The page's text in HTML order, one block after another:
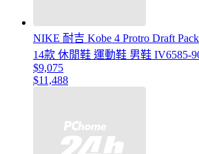
NIKE 耐吉 Kobe 4 Protro Draft
14款 休閒鞋 運動鞋 男鞋 IV6585-
$9,075
$11,488